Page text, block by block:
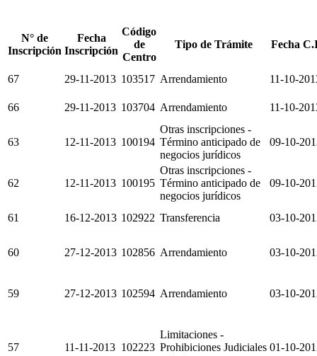
N° de
Inscripción
Fecha
Inscripción
Código
de
Centro
Tipo de Trámite Fecha
67 29-11-2013 103517 Arrendamiento 11-10-
66 29-11-2013 103704 Arrendamiento 11-10-
63 12-11-2013 100194
Otras inscripciones -
Término anticipado de
negocios jurídicos
09-10-
62 12-11-2013 100195
Otras inscripciones -
Término anticipado de
negocios jurídicos
09-10-
61 16-12-2013 102922 Transferencia 03-10-
60 27-12-2013 102856 Arrendamiento 03-10-
59 27-12-2013 102594 Arrendamiento 03-10-
57 11-11-2013 102223
Limitaciones -
Prohibiciones Judiciales 01-10-